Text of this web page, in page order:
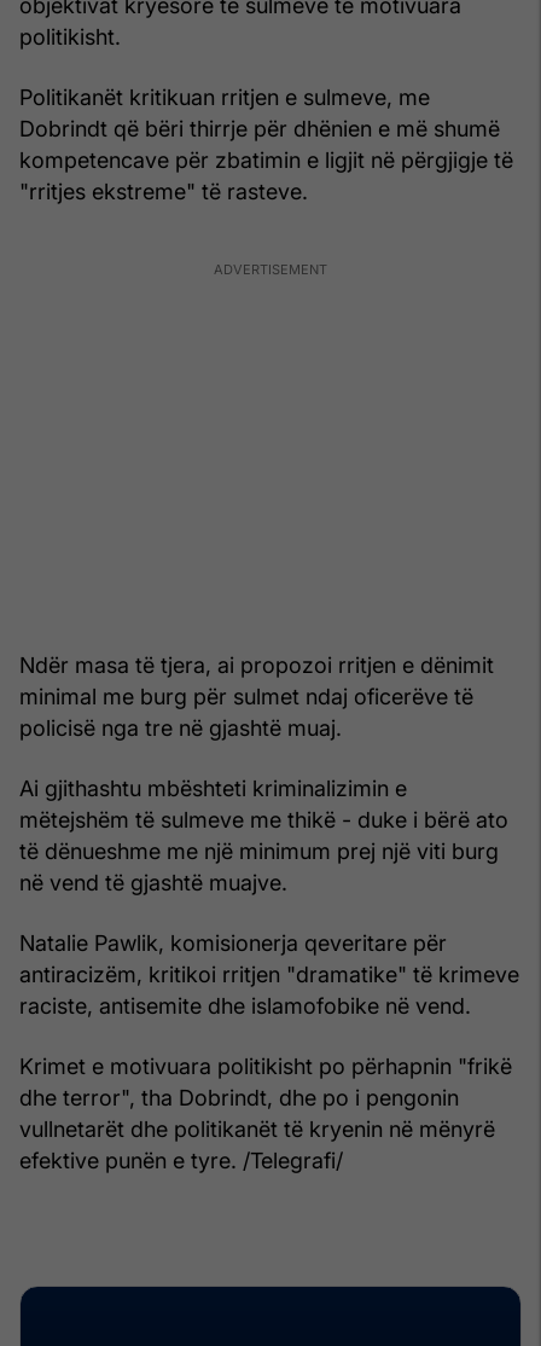
objektivat kryesore të sulmeve të motivuara
politikisht.
Politikanët kritikuan rritjen e sulmeve, me
Dobrindt që bëri thirrje për dhënien e më shumë
kompetencave për zbatimin e ligjit në përgjigje të
"rritjes ekstreme" të rasteve.
Ndër masa të tjera, ai propozoi rritjen e dënimit
minimal me burg për sulmet ndaj oficerëve të
policisë nga tre në gjashtë muaj.
Ai gjithashtu mbështeti kriminalizimin e
mëtejshëm të sulmeve me thikë - duke i bërë ato
të dënueshme me një minimum prej një viti burg
në vend të gjashtë muajve.
Natalie Pawlik, komisionerja qeveritare për
antiracizëm, kritikoi rritjen "dramatike" të krimeve
raciste, antisemite dhe islamofobike në vend.
Krimet e motivuara politikisht po përhapnin "frikë
dhe terror", tha Dobrindt, dhe po i pengonin
vullnetarët dhe politikanët të kryenin në mënyrë
efektive punën e tyre. /Telegrafi/